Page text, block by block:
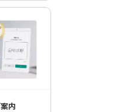
内